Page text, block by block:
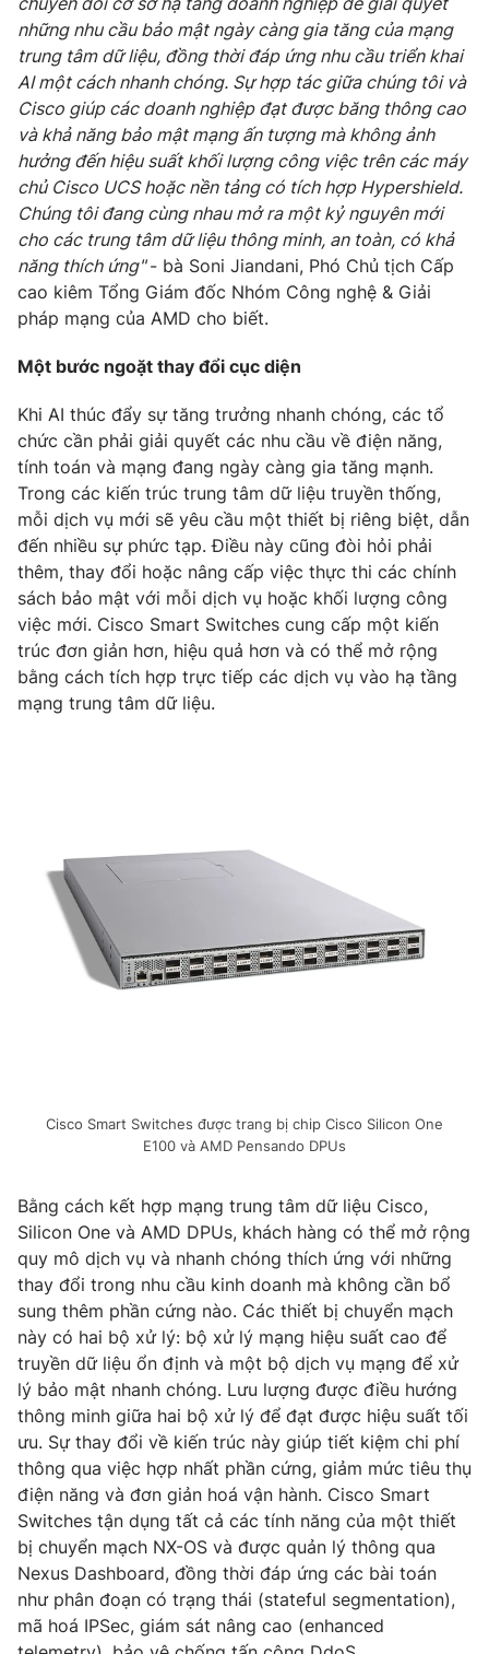
Liên hệ quảng cáo:024-7300.7108
thuận bằng văn bản. Ghi rõ nguồn VTV.vn khi phát hành lại
những nhu cầu bảo mật ngày càng gia tăng của mạng
trung tâm dữ liệu, đồng thời đáp ứng nhu cầu triển khai
AI một cách nhanh chóng. Sự hợp tác giữa chúng tôi và
Cisco giúp các doanh nghiệp đạt được băng thông cao
và khả năng bảo mật mạng ấn tượng mà không ảnh
hưởng đến hiệu suất khối lượng công việc trên các máy
chủ Cisco UCS hoặc nền tảng có tích hợp Hypershield.
Chúng tôi đang cùng nhau mở ra một kỷ nguyên mới
cho các trung tâm dữ liệu thông minh, an toàn, có khả
năng thích ứng"- bà Soni Jiandani, Phó Chủ tịch Cấp
cao kiêm Tổng Giám đốc Nhóm Công nghệ & Giải
pháp mạng của AMD cho biết.
Một bước ngoặt thay đổi cục diện
Khi AI thúc đẩy sự tăng trưởng nhanh chóng, các tổ
chức cần phải giải quyết các nhu cầu về điện năng,
tính toán và mạng đang ngày càng gia tăng mạnh.
Trong các kiến trúc trung tâm dữ liệu truyền thống,
mỗi dịch vụ mới sẽ yêu cầu một thiết bị riêng biệt, dẫn
đến nhiều sự phức tạp. Điều này cũng đòi hỏi phải
thêm, thay đổi hoặc nâng cấp việc thực thi các chính
sách bảo mật với mỗi dịch vụ hoặc khối lượng công
việc mới. Cisco Smart Switches cung cấp một kiến
trúc đơn giản hơn, hiệu quả hơn và có thể mở rộng
bằng cách tích hợp trực tiếp các dịch vụ vào hạ tầng
mạng trung tâm dữ liệu.
Cisco Smart Switches được trang bị chip Cisco Silicon One
E100 và AMD Pensando DPUs
Bằng cách kết hợp mạng trung tâm dữ liệu Cisco,
Silicon One và AMD DPUs, khách hàng có thể mở rộng
quy mô dịch vụ và nhanh chóng thích ứng với những
thay đổi trong nhu cầu kinh doanh mà không cần bổ
sung thêm phần cứng nào. Các thiết bị chuyển mạch
này có hai bộ xử lý: bộ xử lý mạng hiệu suất cao để
truyền dữ liệu ổn định và một bộ dịch vụ mạng để xử
lý bảo mật nhanh chóng. Lưu lượng được điều hướng
thông minh giữa hai bộ xử lý để đạt được hiệu suất tối
ưu. Sự thay đổi về kiến trúc này giúp tiết kiệm chi phí
thông qua việc hợp nhất phần cứng, giảm mức tiêu thụ
điện năng và đơn giản hoá vận hành. Cisco Smart
Switches tận dụng tất cả các tính năng của một thiết
bị chuyển mạch NX-OS và được quản lý thông qua
Nexus Dashboard, đồng thời đáp ứng các bài toán
như phân đoạn có trạng thái (stateful segmentation),
mã hoá IPSec, giám sát nâng cao (enhanced